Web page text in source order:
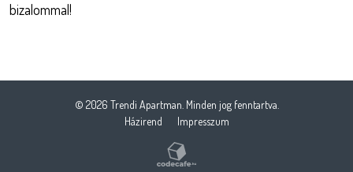
bizalommal!
© 2026 Trendi Apartman. Minden jog fenntartva.
Házirend
Impresszum